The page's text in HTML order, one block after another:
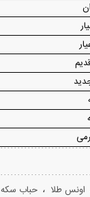
اونس طلا ، حباب سکه